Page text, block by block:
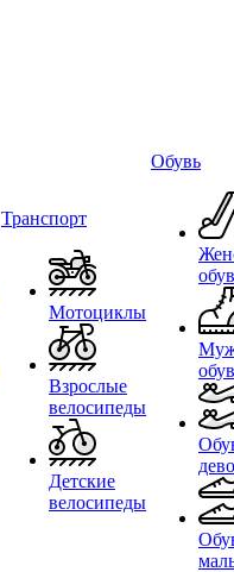
Транспорт
Мотоциклы
Взрослые
велосипеды
Детские
велосипеды
Обувь